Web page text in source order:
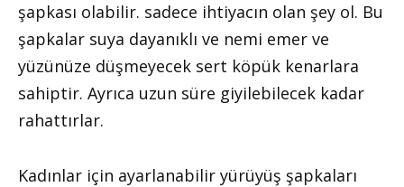
şapkası olabilir. sadece ihtiyacın olan şey ol. Bu
şapkalar suya dayanıklı ve nemi emer ve
yüzünüze düşmeyecek sert köpük kenarlara
sahiptir. Ayrıca uzun süre giyilebilecek kadar
rahattırlar.
Kadınlar için ayarlanabilir yürüyüş şapkaları